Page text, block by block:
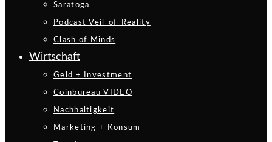
Saratoga
Podcast Veil-of-Reality
Clash of Minds
Wirtschaft
Geld + Investment
Coinbureau VIDEO
Nachhaltigkeit
Marketing + Konsum